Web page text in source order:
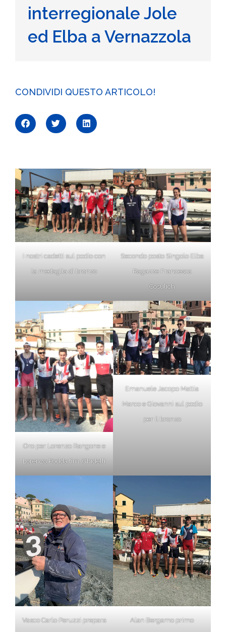
interregionale Jole
ed Elba a Vernazzola
CONDIVIDI QUESTO ARTICOLO!
I nostri cadetti sul podio con
la medaglia di bronzo
Secondo posto Singolo Elba
Ragazze Francesca
Cosulich
Oro per Lorenzo Rangone e
Lorenzo Podda tim. Ghidelli
Emanuele Jacopo Mattia
Marco e Giovanni sul podio
per il bronzo
Vasco Carlo Peruzzi prepara
Alan Bergamo primo